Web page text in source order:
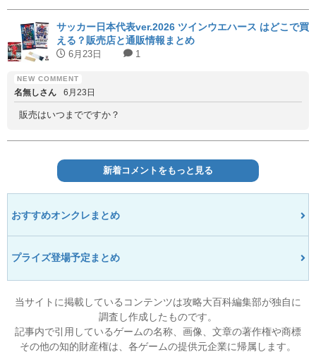
サッカー日本代表ver.2026 ツインウエハース はどこで買
える？販売店と通販情報まとめ
6月23日 1
名無しさん 6月23日
販売はいつまでですか？
新着コメントをもっと見る
おすすめオンクレまとめ
プライズ登場予定まとめ
当サイトに掲載しているコンテンツは攻略大百科編集部が独自に
調査し作成したものです。
記事内で引用しているゲームの名称、画像、文章の著作権や商標
その他の知的財産権は、各ゲームの提供元企業に帰属します。